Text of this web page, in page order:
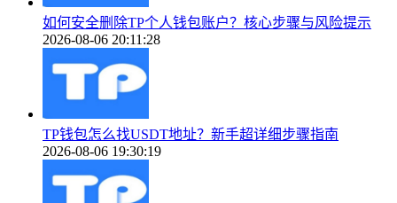
如何安全删除TP个人钱包账户？核心步骤与风险提示
2026-08-06 20:11:28
TP钱包怎么找USDT地址？新手超详细步骤指南
2026-08-06 19:30:19